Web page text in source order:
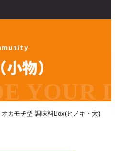
ウンロード
mu nity
（小物）
YOUR
オカモチ型 調味料Box(ヒノキ・大)